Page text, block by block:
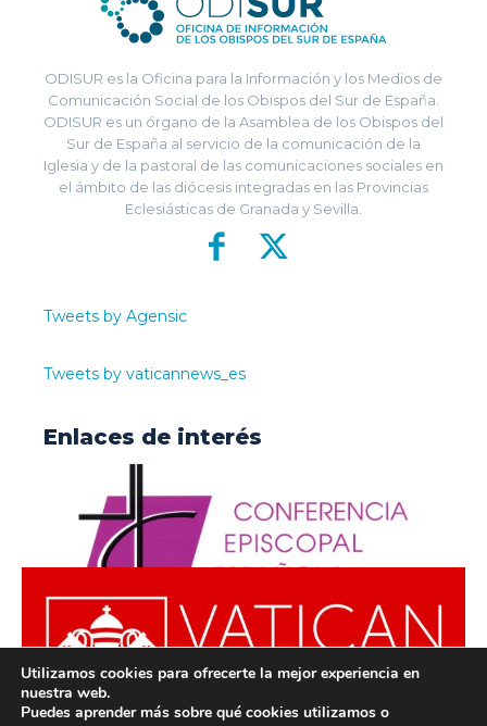
ODISUR es la Oficina para la Información y los Medios de
Comunicación Social de los Obispos del Sur de España.
ODISUR es un órgano de la Asamblea de los Obispos del
Sur de España al servicio de la comunicación de la
Iglesia y de la pastoral de las comunicaciones sociales en
el ámbito de las diócesis integradas en las Provincias
Eclesiásticas de Granada y Sevilla.
Tweets by Agensic
Tweets by vaticannews_es
Enlaces de interés
Utilizamos cookies para ofrecerte la mejor experiencia en
nuestra web.
Puedes aprender más sobre qué cookies utilizamos o